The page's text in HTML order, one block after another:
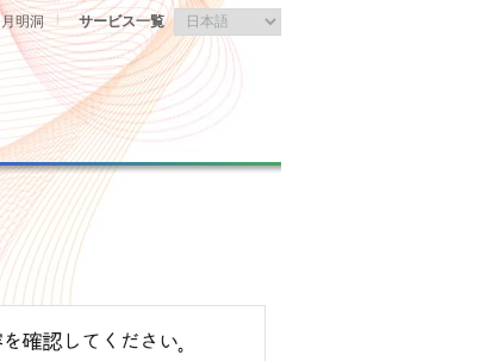
サービス一覧
月明洞 |